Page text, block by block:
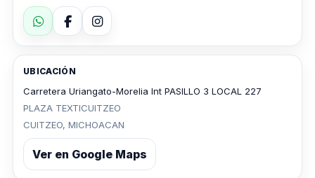
UBICACIÓN
Carretera Uriangato-Morelia Int PASILLO 3 LOCAL 227
PLAZA TEXTICUITZEO
CUITZEO, MICHOACAN
Ver en Google Maps